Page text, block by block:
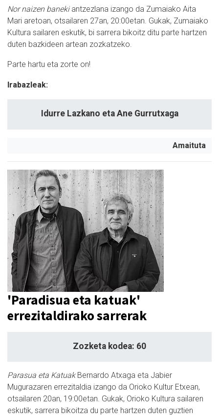
Nor naizen banekiantzezlana izango da Zumaiako Aita
Mari aretoan, otsailaren 27an, 20:00etan. Gukak, Zumaiako
Kultura sailaren eskutik, bi sarrera bikoitz ditu parte hartzen
duten bazkideen artean zozkatzeko.
Parte hartu eta zorte on!
Irabazleak:
Idurre Lazkano eta Ane Gurrutxaga
Amaituta
'Paradisua eta katuak'
errezitaldirako sarrerak
Zozketa kodea: 60
Parasua eta KatuakBernardo Atxaga eta Jabier
Mugurazaren errezitaldia izango da Orioko Kultur Etxean,
otsailaren 20an, 19:00etan. Gukak, Orioko Kultura sailaren
eskutik, sarrera bikoitza du parte hartzen duten guztien